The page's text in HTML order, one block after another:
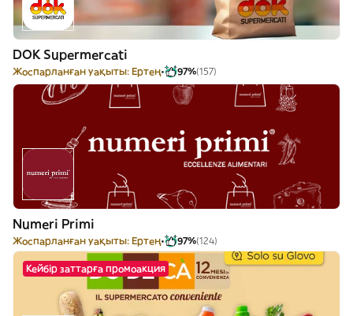
DOK Supermercati
Жоспарланған уақыты: Ертең 97%(157)
Numeri Primi
Жоспарланған уақыты: Ертең 97%(124)
Кейбір заттарға промоакция